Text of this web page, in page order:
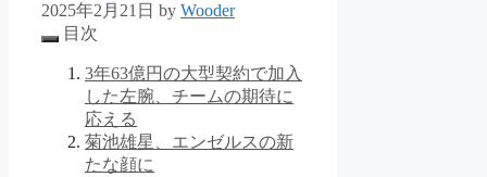
2025年2月21日 by Wooder
目次
3年63億円の大型契約で加入
した左腕、チームの期待に
応える
菊池雄星、エンゼルスの新
たな顔に